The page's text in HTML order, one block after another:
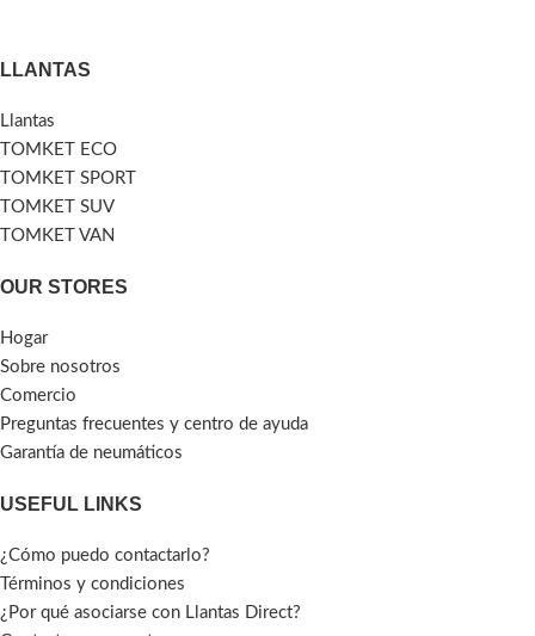
LLANTAS
Llantas
TOMKET ECO
TOMKET SPORT
TOMKET SUV
TOMKET VAN
OUR STORES
Hogar
Sobre nosotros
Comercio
Preguntas frecuentes y centro de ayuda
Garantía de neumáticos
USEFUL LINKS
¿Cómo puedo contactarlo?
Términos y condiciones
¿Por qué asociarse con Llantas Direct?